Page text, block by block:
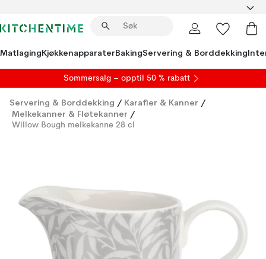
MatlagingKjøkkenapparaterBakingServering & Borddekking
Sommersalg – opptil 50 % rabatt
Servering & Borddekking / Karafler & Kanner /
Melkekanner & Fløtekanner /
Willow Bough melkekanne 28 cl